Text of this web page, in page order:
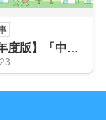
【2023年度版】「中崎町駅」の不動産売却を住みやすさ・治安・地価から解説！